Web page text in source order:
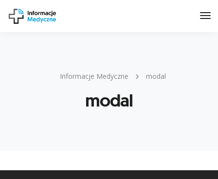
Informacje Medyczne modal
modal